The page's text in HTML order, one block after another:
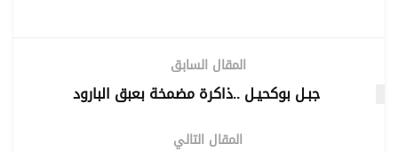
المقال السابق
جبـل بوكحيـل ..ذاكرة مضمخة بعبق البارود
المقال التالي